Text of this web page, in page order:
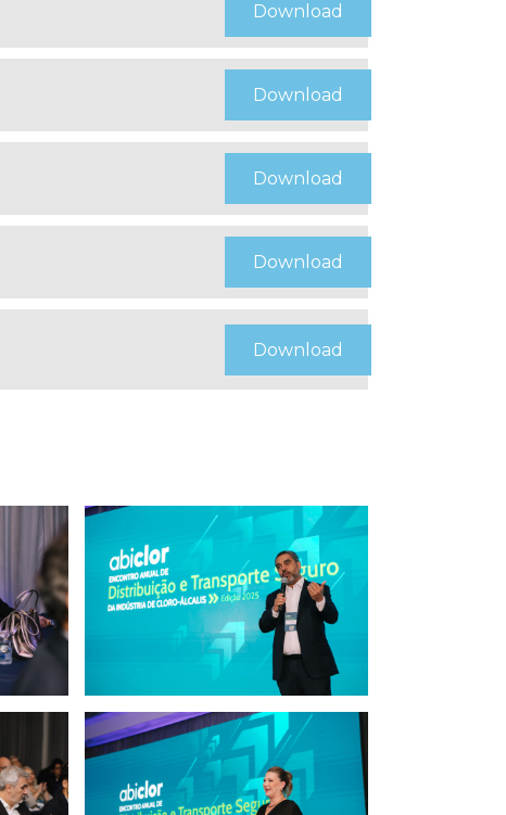
Download
Download
Download
Download
Download